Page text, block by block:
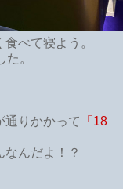
べて寝よう。
。
通りかかって
「18
んだよ！？